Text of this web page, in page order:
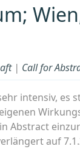
| Call for
intensiv,
Abstract
auf